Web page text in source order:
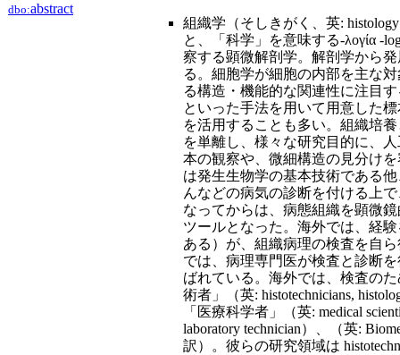
dbo:abstract
組織学（そしきがく、英:
と、「科学」を意味する-λογία -
察する顕微解剖学。解剖学から
る。細胞学が細胞の内部を主な
る構造・機能的な関連性に注目
といった手法を用いて用意した
を活用することも多い。組織培
を単離し、様々な研究目的に、
本の観察や、微細構造の見分け
は発生生物学の基本技術である
んなどの病気の診断を付ける上
なってからは、病態組織を顕微
ツールとなった。海外では、経
ある）が、組織病理の検査を自
では、病理専門医が検査と診断
ばれている。海外では、検査の
術者」（英: histotechnicians,
「医療科学者」（英: medical
laboratory technician）、（英:
訳）。彼らの研究領域は